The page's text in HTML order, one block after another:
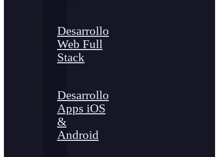
Desarrollo
Web Full
Stack
Desarrollo
Apps iOS
&
Android